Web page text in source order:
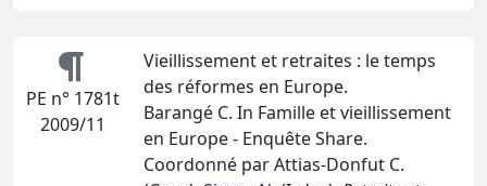
PE n° 1781t
2009/11
Vieillissement et retraites : le temps
des réformes en Europe.
Barangé C. In Famille et vieillissement
en Europe - Enquête Share.
Coordonné par Attias-Donfut C.